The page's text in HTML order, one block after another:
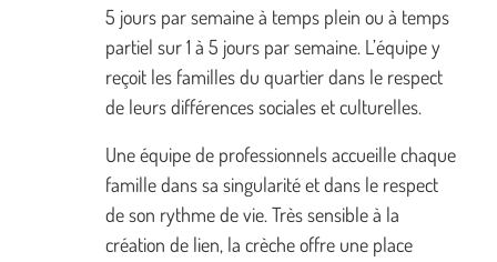
5 jours par semaine à temps plein ou à temps
partiel sur 1 à 5 jours par semaine. L’équipe y
reçoit les familles du quartier dans le respect
de leurs différences sociales et culturelles.
Une équipe de professionnels accueille chaque
famille dans sa singularité et dans le respect
de son rythme de vie. Très sensible à la
création de lien, la crèche offre une place